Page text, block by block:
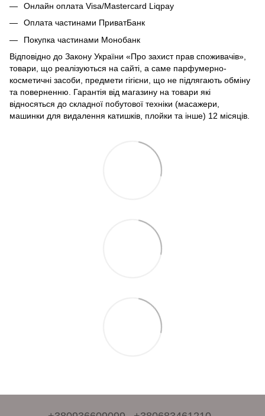
Онлайн оплата Visa/Mastercard Liqpay
Оплата частинами ПриватБанк
Покупка частинами Монобанк
Відповідно до Закону України «Про захист прав споживачів»,
товари, що реалізуються на сайті, а саме парфумерно-
косметичні засоби, предмети гігієни, що не підлягають обміну
та поверненню. Гарантія від магазину на товари які
відносяться до складної побутової техніки (масажери,
машинки для видалення катишків, плойки та інше) 12 місяців.